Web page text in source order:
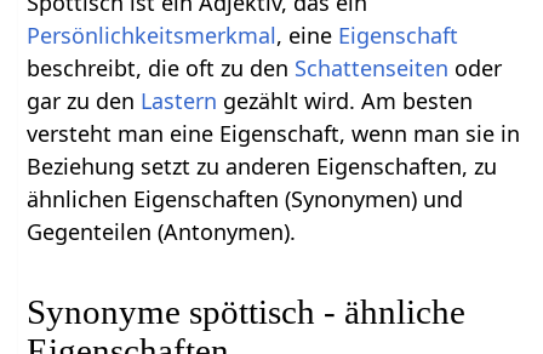
Persönlichkeitsmerkmal, eine Eigenschaft
beschreibt, die oft zu den Schattenseiten oder
gar zu den Lastern gezählt wird. Am besten
versteht man eine Eigenschaft, wenn man sie in
Beziehung setzt zu anderen Eigenschaften, zu
ähnlichen Eigenschaften (Synonymen) und
Gegenteilen (Antonymen).
Synonyme spöttisch - ähnliche